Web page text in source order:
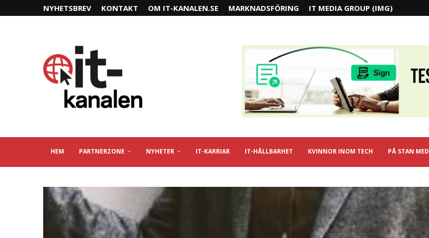
NYHETSBREV KONTAKT OM IT-KANALEN.SE MARKNADSFÖRING IT MEDIA GROUP (IMG)
HEM PARTNERZONE NYHETER IT-KARRIAR IT-HÅLLBARHET KVINNOR INOM TECH PÅ STAN MED